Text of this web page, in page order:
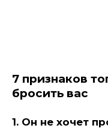
7 признаков
бросить вас
1. Он не хочет